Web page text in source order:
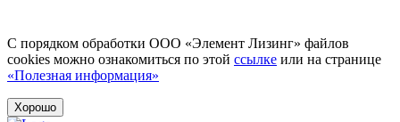
С порядком обработки ООО «Элемент Лизинг» файлов
cookies можно ознакомиться по этой ссылке или на странице
«Полезная информация»
Хорошо